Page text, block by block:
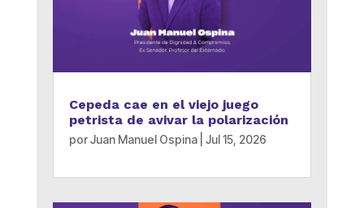
Cepeda cae en el viejo juego
petrista de avivar la polarización
porJuan Manuel Ospina| Jul 15, 2026